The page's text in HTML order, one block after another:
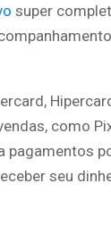
super
como
pagamentos
seu